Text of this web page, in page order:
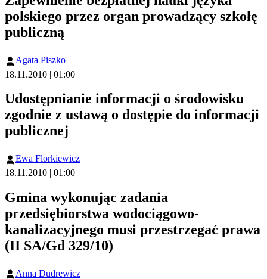
polskiego przez organ prowadzący szkołę
publiczną
Agata Piszko
18.11.2010 | 01:00
Udostępnianie informacji o środowisku
zgodnie z ustawą o dostępie do informacji
publicznej
Ewa Florkiewicz
18.11.2010 | 01:00
Gmina wykonując zadania
przedsiębiorstwa wodociągowo-
kanalizacyjnego musi przestrzegać prawa
(II SA/Gd 329/10)
Anna Dudrewicz